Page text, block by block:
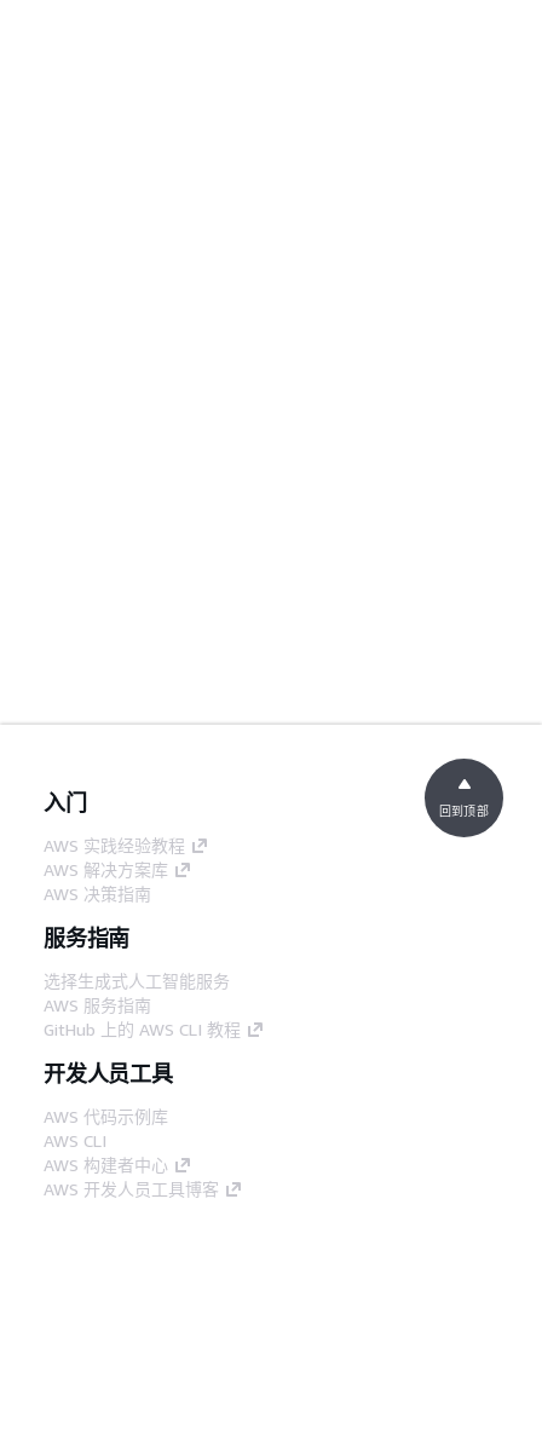
入门
AWS 实践经验教程
AWS 解决方案库
AWS 决策指南
服务指南
选择生成式人工智能服务
AWS 服务指南
GitHub 上的 AWS CLI 教程
开发人员工具
AWS 代码示例库
AWS CLI
AWS 构建者中心
AWS 开发人员工具博客
回到顶部